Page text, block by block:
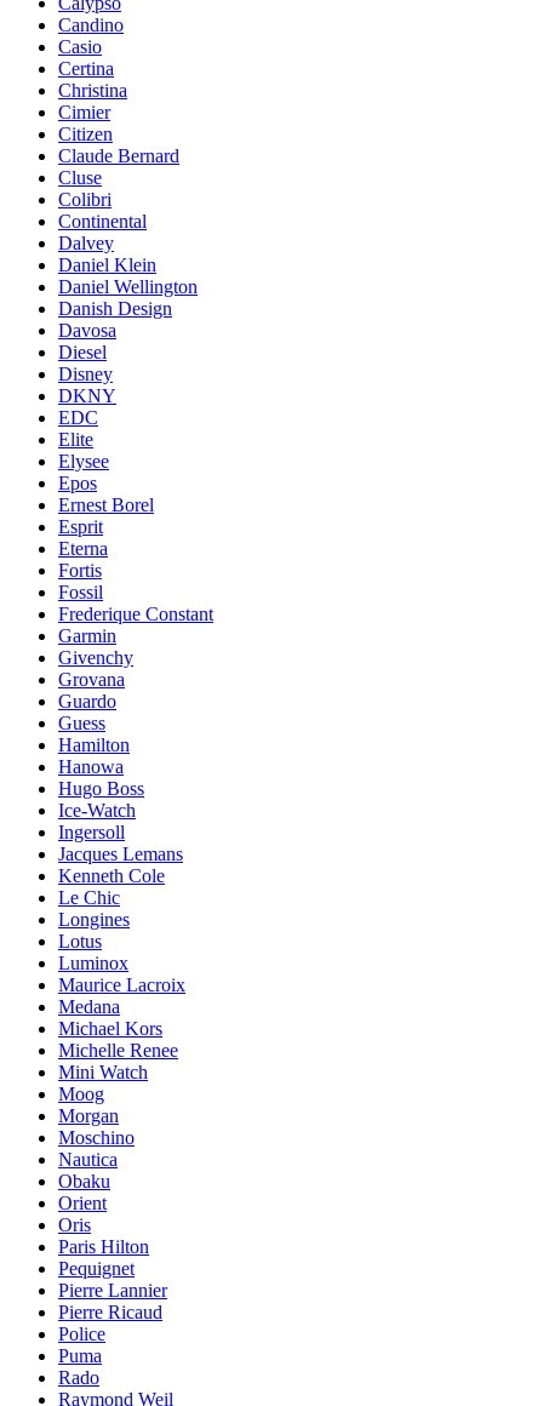
Candino
Casio
Certina
Christina
Cimier
Citizen
Claude Bernard
Cluse
Colibri
Continental
Dalvey
Daniel Klein
Daniel Wellington
Danish Design
Davosa
Diesel
Disney
DKNY
EDC
Elite
Elysee
Epos
Ernest Borel
Esprit
Eterna
Fortis
Fossil
Frederique Constant
Garmin
Givenchy
Grovana
Guardo
Guess
Hamilton
Hanowa
Hugo Boss
Ice-Watch
Ingersoll
Jacques Lemans
Kenneth Cole
Le Chic
Longines
Lotus
Luminox
Maurice Lacroix
Medana
Michael Kors
Michelle Renee
Mini Watch
Moog
Morgan
Moschino
Nautica
Obaku
Orient
Oris
Paris Hilton
Pequignet
Pierre Lannier
Pierre Ricaud
Police
Puma
Rado
Raymond Weil